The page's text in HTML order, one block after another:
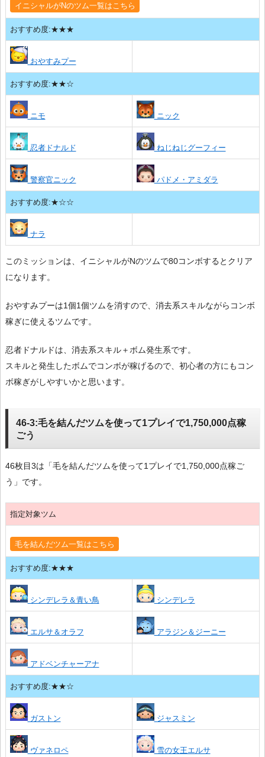
イニシャルがNのツム一覧はこちら
おすすめ度:★★★
おやすみプー
おすすめ度:★★☆
ニモ ニック
忍者ドナルド ねじねじグーフィー
警察官ニック パドメ・アミダラ
おすすめ度:★☆☆
ナラ
このミッションは、イニシャルがNのツムで80コンボするとクリア
になります。
おやすみプーは1個1個ツムを消すので、消去系スキルながらコンボ
稼ぎに使えるツムです。
忍者ドナルドは、消去系スキル＋ボム発生系です。
スキルと発生したボムでコンボが稼げるので、初心者の方にもコン
ボ稼ぎがしやすいかと思います。
46-3:毛を結んだツムを使って1プレイで1,750,000点稼
ごう
46枚目3は「毛を結んだツムを使って1プレイで1,750,000点稼ご
う」です。
指定対象ツム
毛を結んだツム一覧はこちら
おすすめ度:★★★
シンデレラ＆青い鳥 シンデレラ
エルサ＆オラフ アラジン＆ジーニー
アドベンチャーアナ
おすすめ度:★★☆
ガストン ジャスミン
ヴァネロペ 雪の女王エルサ